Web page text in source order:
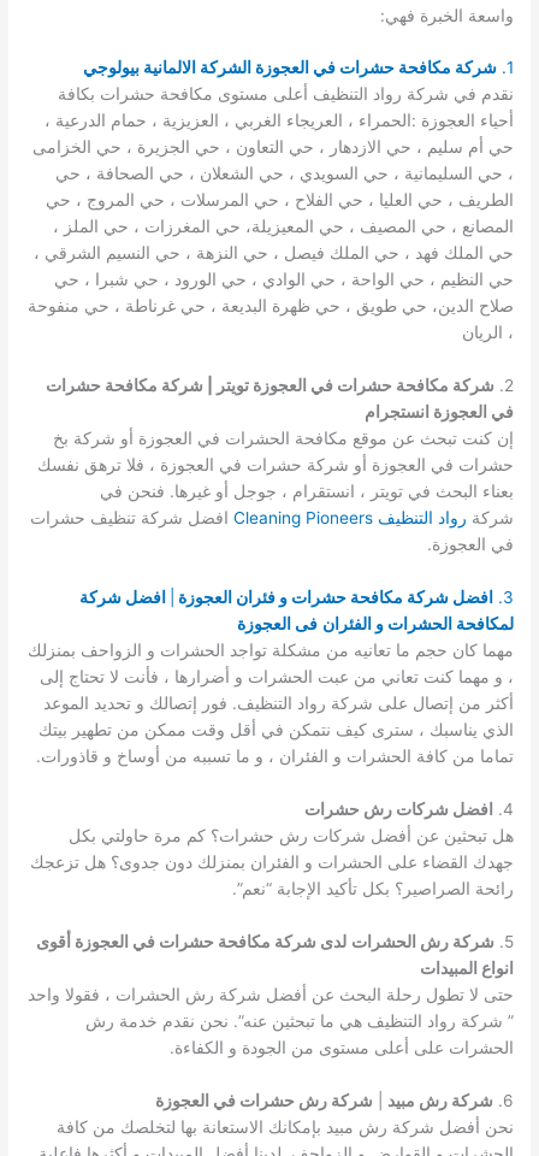
واسعة الخبرة فهي:
1. شركة مكافحة حشرات في العجوزة الشركة الالمانية بيولوجي
نقدم في شركة رواد التنظيف أعلى مستوى مكافحة حشرات بكافة
أحياء العجوزة :الحمراء ، العريجاء الغربي ، العزيزية ، حمام الدرعية ،
حي أم سليم ، حي الازدهار ، حي التعاون ، حي الجزيرة ، حي الخزامى
، حي السليمانية ، حي السويدي ، حي الشعلان ، حي الصحافة ، حي
الطريف ، حي العليا ، حي الفلاح ، حي المرسلات ، حي المروج ، حي
المصانع ، حي المصيف ، حي المعيزيلة، حي المغرزات ، حي الملز ،
حي الملك فهد ، حي الملك فيصل ، حي النزهة ، حي النسيم الشرقي ،
حي النظيم ، حي الواحة ، حي الوادي ، حي الورود ، حي شبرا ، حي
صلاح الدين، حي طويق ، حي ظهرة البديعة ، حي غرناطة ، حي منفوحة
، الريان
2.
شركة مكافحة حشرات في العجوزة تويتر | شركة مكافحة حشرات
في العجوزة انستجرام
إن كنت تبحث عن موقع مكافحة الحشرات في العجوزة أو شركة بخ
حشرات في العجوزة أو شركة حشرات في العجوزة ، فلا ترهق نفسك
بعناء البحث في تويتر ، انستقرام ، جوجل أو غيرها. فنحن في
شركة رواد التنظيف Cleaning Pioneers
افضل شركة تنظيف حشرات
في العجوزة.
3. افضل شركة مكافحة حشرات و فئران العجوزة
افضل شركة
لمكافحة الحشرات و الفئران فى العجوزة
مهما كان حجم ما تعانيه من مشكلة تواجد الحشرات و الزواحف بمنزلك
، و مهما كنت تعاني من عبت الحشرات و أضرارها ، فأنت لا تحتاج إلى
أكثر من إتصال على شركة رواد التنظيف. فور إتصالك و تحديد الموعد
الذي يناسبك ، سترى كيف نتمكن في أقل وقت ممكن من تطهير بيتك
تماما من كافة الحشرات و الفئران ، و ما تسببه من أوساخ و قاذورات.
4.
افضل شركات رش حشرات
هل تبحثين عن أفضل شركات رش حشرات؟ كم مرة حاولتي بكل
جهدك القضاء على الحشرات و الفئران بمنزلك دون جدوى؟ هل تزعجك
رائحة الصراصير؟ بكل تأكيد الإجابة “نعم”.
5. شركة رش الحشرات لدى شركة مكافحة حشرات في العجوزة أقوى
انواع المبيدات
حتى لا تطول رحلة البحث عن أفضل شركة رش الحشرات ، فقولا واحد
” شركة رواد التنظيف هي ما تبحثين عنه”. نحن نقدم خدمة رش
الحشرات على أعلى مستوى من الجودة و الكفاءة.
6. شركة رش مبيد
شركة رش حشرات في العجوزة
نحن أفضل شركة رش مبيد بإمكانك الاستعانة بها لتخلصك من كافة